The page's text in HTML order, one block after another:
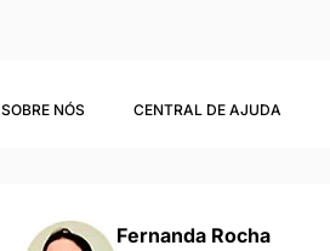
SOBRE NÓS CENTRAL DE AJUDA
Fernanda Rocha